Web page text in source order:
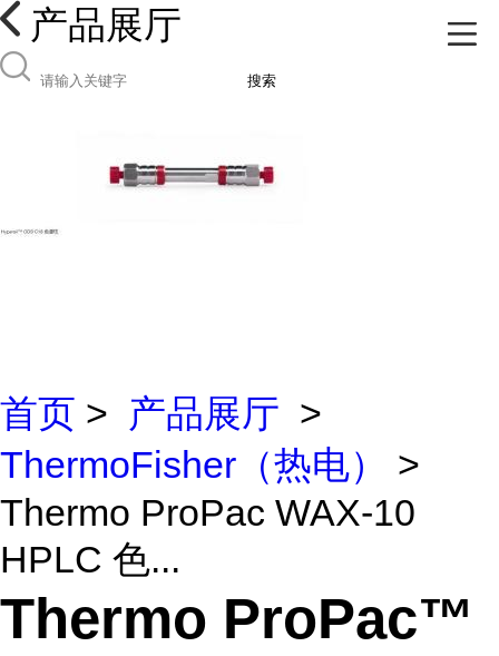
产品展厅
搜索
首页 > 产品展厅 >
ThermoFisher（热电）
>
Thermo ProPac WAX-10
HPLC 色...
Thermo ProPac™